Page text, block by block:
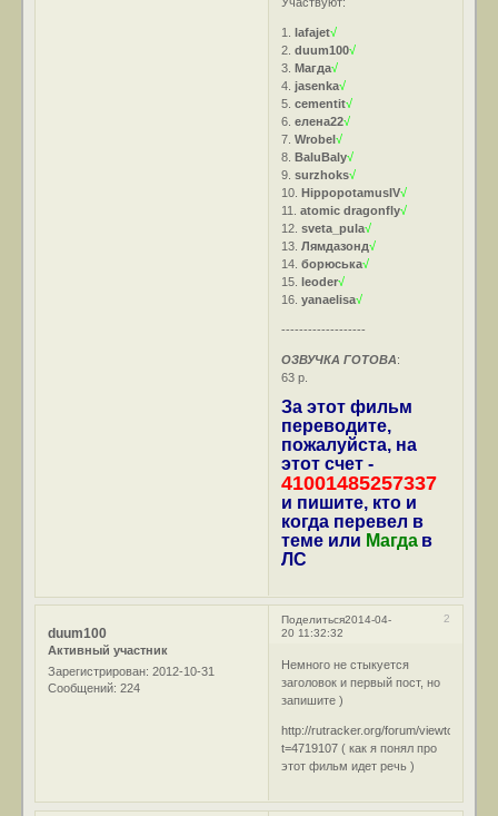
1.lafajet√
2.duum100√
3.Магда√
4.jasenka√
5.cementit√
6.елена22√
7.Wrobel√
8.BaluBaly√
9.surzhoks√
10.HippopotamusIV√
11.atomic dragonfly√
12.sveta_pula√
13.Лямдазонд√
14.борюська√
15.leoder√
16.yanaelisa√
-------------------
ОЗВУЧКА ГОТОВА:
63 р.
За этот фильм
переводите,
пожалуйста, на
этот счет -
41001485257337
и пишите, кто и
когда перевел в
теме или Магда в
ЛС
Поделиться 2
2014-04-
20 11:32:32
duum100
Активный участник
Зарегистрирован: 2012-10-31
Сообщений: 224
Немного не стыкуется
заголовок и первый пост, но
запишите )
http://rutracker.org/forum/
t=4719107 ( как я понял про
этот фильм идет речь )